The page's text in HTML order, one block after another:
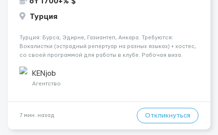
Турция
Турция: Бурса, Эдирне, Газиантеп, Анкара. Требуются:
Вокалистки (эстрадный репертуар на разных языках) + хостеc,
со своей программой для работы в клубе. Рабочая виза.
одного до трех месяцев. Мед. страховка. Высокая зарплат...
KENjob
Агентство
7 мин. назад Откликнуться